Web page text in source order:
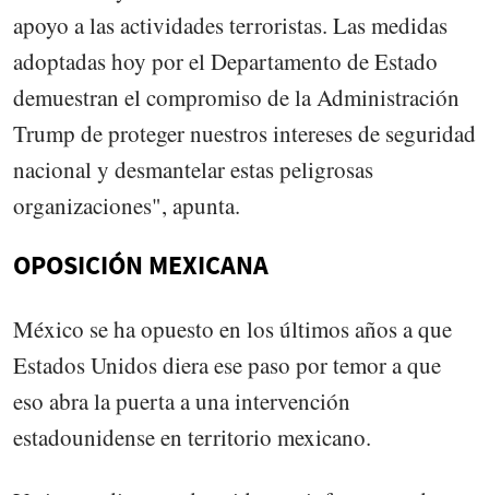
apoyo a las actividades terroristas. Las medidas
adoptadas hoy por el Departamento de Estado
demuestran el compromiso de la Administración
Trump de proteger nuestros intereses de seguridad
nacional y desmantelar estas peligrosas
organizaciones", apunta.
OPOSICIÓN MEXICANA
México se ha opuesto en los últimos años a que
Estados Unidos diera ese paso por temor a que
eso abra la puerta a una intervención
estadounidense en territorio mexicano.